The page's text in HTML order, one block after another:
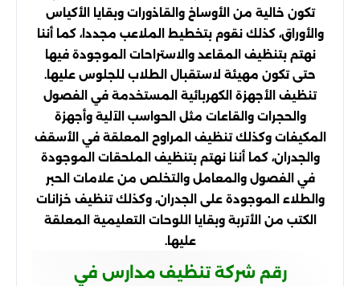
تكون خالية من الأوساخ والقاذورات وبقايا الأكياس
والأوراق، كذلك نقوم بتخطيط الملاعب مجددا، كما أننا
نهتم بتنظيف المقاعد والاستراحات الموجودة فيها
حتى تكون مهيئة لاستقبال الطلاب للجلوس عليها.
تنظيف الأجهزة الكهربائية المستخدمة في الفصول
والحجرات والقاعات مثل الحواسب الآلية وأجهزة
المكيفات وكذلك تنظيف المراوح المعلقة في الأسقف
والجدران، كما أننا نهتم بتنظيف الملحقات الموجودة
في الفصول والمعامل والتخلص من علامات الحبر
والطلاء الموجودة على الجدران، وكذلك تنظيف خزانات
الكتب من الأتربة وبقايا اللوحات التعليمية المعلقة
عليها.
رقم شركة تنظيف مدارس في